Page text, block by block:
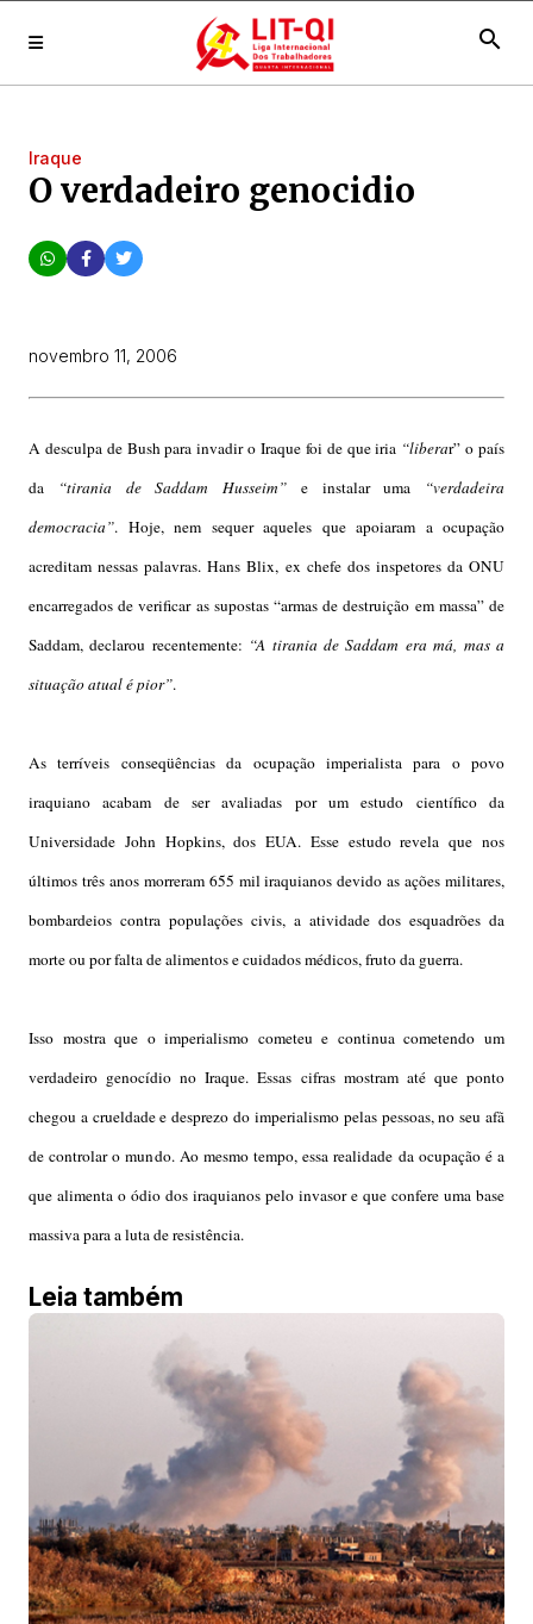
search
Iraque
O verdadeiro genocidio
novembro 11, 2006
A desculpa de Bush para invadir o Iraque foi de que iria “liberar” o país
da
“tirania de Saddam Husseim” e instalar uma
“verdadeira
democracia”. Hoje, nem sequer aqueles que apoiaram a ocupação
acreditam nessas palavras. Hans Blix, ex chefe dos inspetores da ONU
encarregados de verificar as supostas “armas de destruição em massa” de
Saddam, declarou recentemente: “A tirania de Saddam era má, mas a
situação atual é pior”.
As terríveis conseqüências da ocupação imperialista para o povo
iraquiano acabam de ser avaliadas por um estudo científico da
Universidade John Hopkins, dos EUA. Esse estudo revela que nos
últimos três anos morreram 655 mil iraquianos devido as ações militares,
bombardeios contra populações civis, a atividade dos esquadrões da
morte ou por falta de alimentos e cuidados médicos, fruto da guerra.
Isso mostra que o imperialismo cometeu e continua cometendo um
verdadeiro genocídio no Iraque. Essas cifras mostram até que ponto
chegou a crueldade e desprezo do imperialismo pelas pessoas, no seu afã
de controlar o mundo. Ao mesmo tempo, essa realidade da ocupação é a
que alimenta o ódio dos iraquianos pelo invasor e que confere uma base
massiva para a luta de resistência.
Leia também